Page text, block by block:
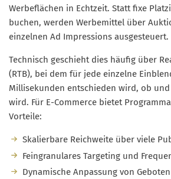
Werbeflächen in Echtzeit. Statt fixe
buchen, werden Werbemittel über
einzelnen Ad Impressions ausgesteuert.
Technisch geschieht dies häufig über
(RTB), bei dem für jede einzelne
Millisekunden entschieden wird, ob
wird. Für E-Commerce bietet
Vorteile:
Skalierbare Reichweite über viele
Feingranulares Targeting und
Dynamische Anpassung von